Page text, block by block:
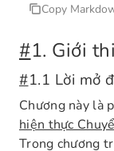
Copy
#1. Giới
#1.1 Lời mở
Chương này là
hiện thực
Trong chương